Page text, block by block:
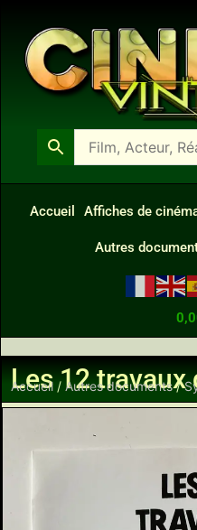
Accueil Affiches de
Autres
Les 12 travaux
Accueil / Autres documents/